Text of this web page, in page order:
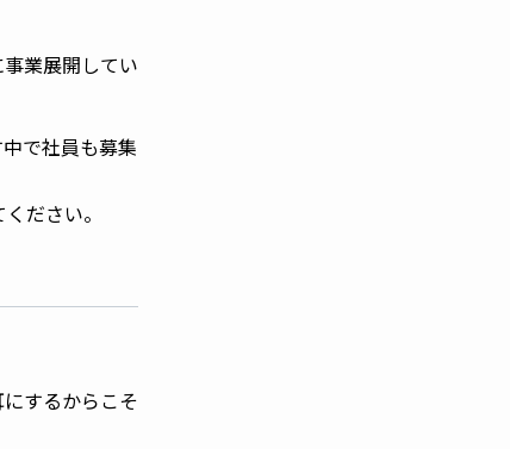
業展開してい
で社員も募集
ださい。
するからこそ